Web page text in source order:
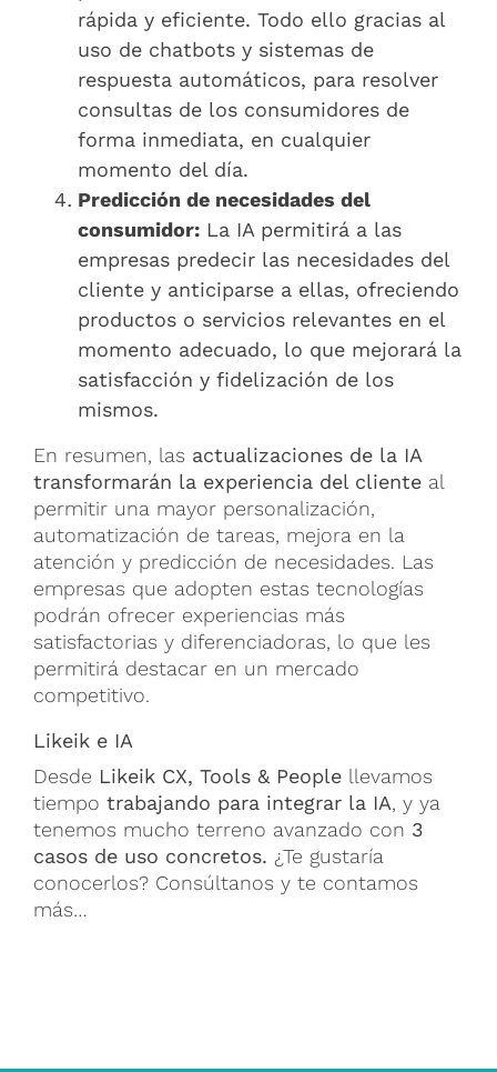
rápida y eficiente. Todo ello gracias al
uso de chatbots y sistemas de
respuesta automáticos, para resolver
consultas de los consumidores de
forma inmediata, en cualquier
momento del día.
Predicción de necesidades del
consumidor: La IA permitirá a las
empresas predecir las necesidades del
cliente y anticiparse a ellas, ofreciendo
productos o servicios relevantes en el
momento adecuado, lo que mejorará la
satisfacción y fidelización de los
mismos.
En resumen, las actualizaciones de la IA
transformarán la experiencia del cliente al
permitir una mayor personalización,
automatización de tareas, mejora en la
atención y predicción de necesidades. Las
empresas que adopten estas tecnologías
podrán ofrecer experiencias más
satisfactorias y diferenciadoras, lo que les
permitirá destacar en un mercado
competitivo.
Likeik e IA
Desde Likeik CX, Tools & People llevamos
tiempo trabajando para integrar la IA, y ya
tenemos mucho terreno avanzado con 3
casos de uso concretos. ¿Te gustaría
conocerlos? Consúltanos y te contamos
más…